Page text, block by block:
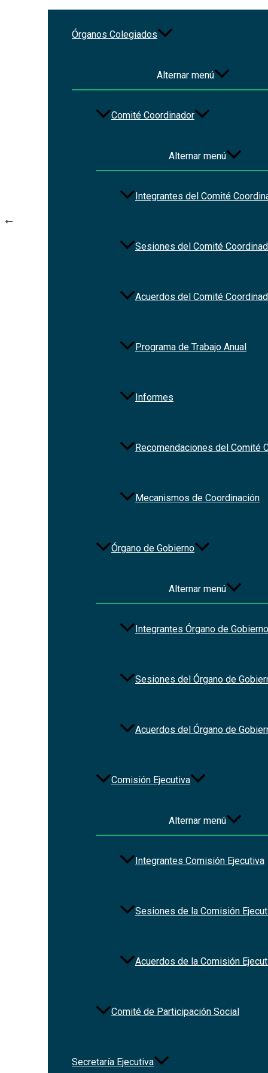
Ir al contenido
Órganos Colegiados
Alternar menú
Comité Coordinador
Alternar menú
Integrantes del Comité
Sesiones del Comité
Acuerdos del Comité
Programa de Trabajo Anual
Informes
Recomendaciones del Comité
Mecanismos de Coordinación
Órgano de Gobierno
Alternar menú
Integrantes Órgano de Gobierno
Sesiones del Órgano de
Acuerdos del Órgano de
Comisión Ejecutiva
Alternar menú
Integrantes Comisión Ejecutiva
Sesiones de la Comisión
Acuerdos de la Comisión
Comité de Participación Social
Secretaría Ejecutiva
CONTRATACIÓN DEL
SISTEMA ESTATAL
ANTERIOR
CONTRATACIÓN DE SERVICIOS DE ALMACENAMIENTO,